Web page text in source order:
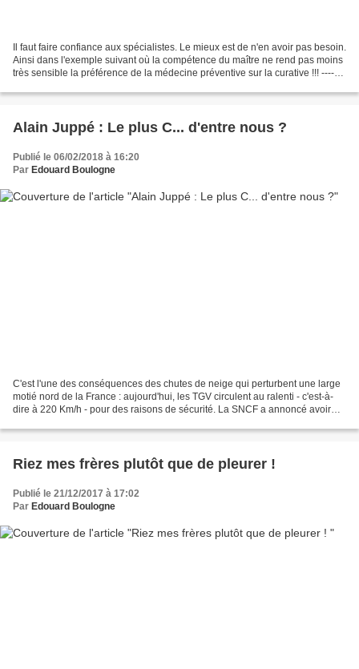
Il faut faire confiance aux spécialistes. Le mieux est de n'en avoir pas besoin.
Ainsi dans l'exemple suivant où la compétence du maître ne rend pas moins
très sensible la préférence de la médecine préventive sur la curative !!! -------
--------...
Alain Juppé : Le plus C... d'entre nous ?
Publié le 06/02/2018 à 16:20
Par Edouard Boulogne
C'est l'une des conséquences des chutes de neige qui perturbent une large
motié nord de la France : aujourd'hui, les TGV circulent au ralenti - c'est-à-
dire à 220 Km/h - pour des raisons de sécurité. La SNCF a annoncé avoir
Riez mes frères plutôt que de pleurer !
Publié le 21/12/2017 à 17:02
Par Edouard Boulogne